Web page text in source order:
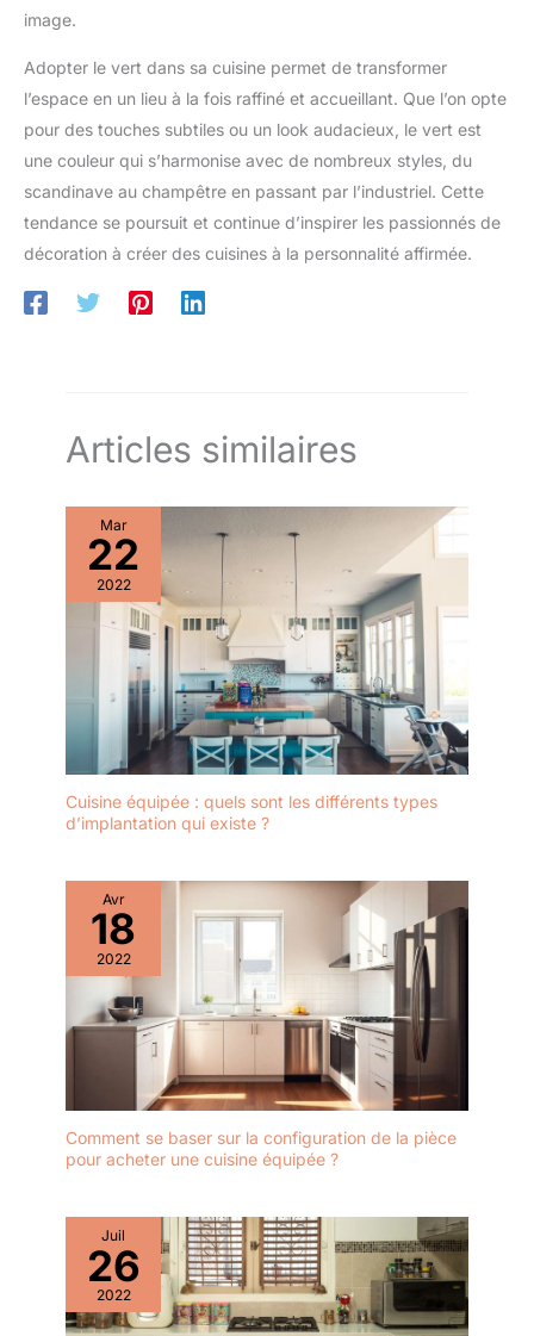
image.
Adopter le vert dans sa cuisine permet de transformer
l’espace en un lieu à la fois raffiné et accueillant. Que l’on opte
pour des touches subtiles ou un look audacieux, le vert est
une couleur qui s’harmonise avec de nombreux styles, du
scandinave au champêtre en passant par l’industriel. Cette
tendance se poursuit et continue d’inspirer les passionnés de
décoration à créer des cuisines à la personnalité affirmée.
Articles similaires
Mar
22
2022
Cuisine équipée : quels sont les différents types
d’implantation qui existe ?
Avr
18
2022
Comment se baser sur la configuration de la pièce
pour acheter une cuisine équipée ?
Juil
26
2022